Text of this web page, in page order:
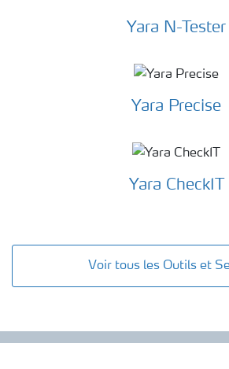
Yara N-Tester
Yara Precise
Yara CheckIT
Voir tous les Outils et